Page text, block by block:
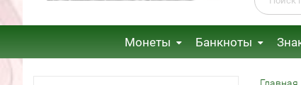
Монеты Банкноты